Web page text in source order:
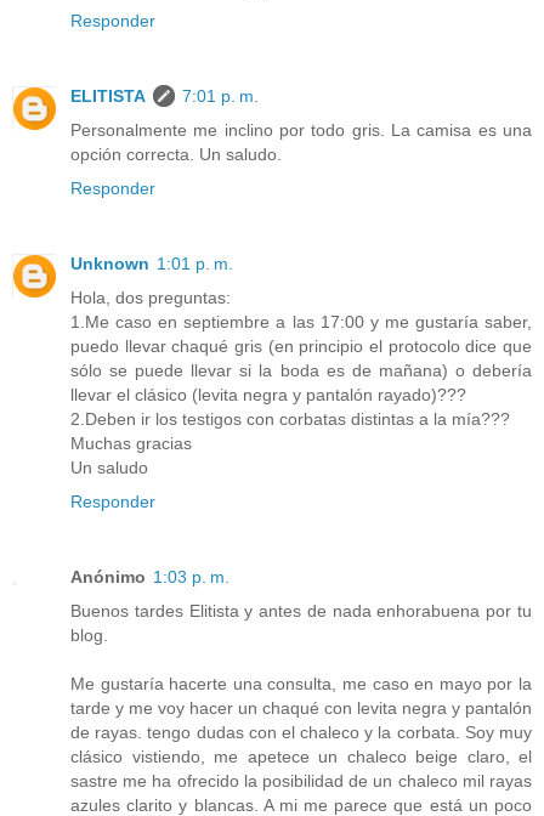
Responder
ELITISTA
7:01 p. m.
Personalmente me inclino por todo gris. La camisa es una
opción correcta. Un saludo.
Responder
Unknown 1:01 p. m.
Hola, dos preguntas:
1.Me caso en septiembre a las 17:00 y me gustaría saber,
puedo llevar chaqué gris (en principio el protocolo dice que
sólo se puede llevar si la boda es de mañana) o debería
llevar el clásico (levita negra y pantalón rayado)???
2.Deben ir los testigos con corbatas distintas a la mía???
Muchas gracias
Un saludo
Responder
Anónimo 1:03 p. m.
Buenos tardes Elitista y antes de nada enhorabuena por tu
blog.
Me gustaría hacerte una consulta, me caso en mayo por la
tarde y me voy hacer un chaqué con levita negra y pantalón
de rayas. tengo dudas con el chaleco y la corbata. Soy muy
clásico vistiendo, me apetece un chaleco beige claro, el
sastre me ha ofrecido la posibilidad de un chaleco mil rayas
azules clarito y blancas. A mi me parece que está un poco